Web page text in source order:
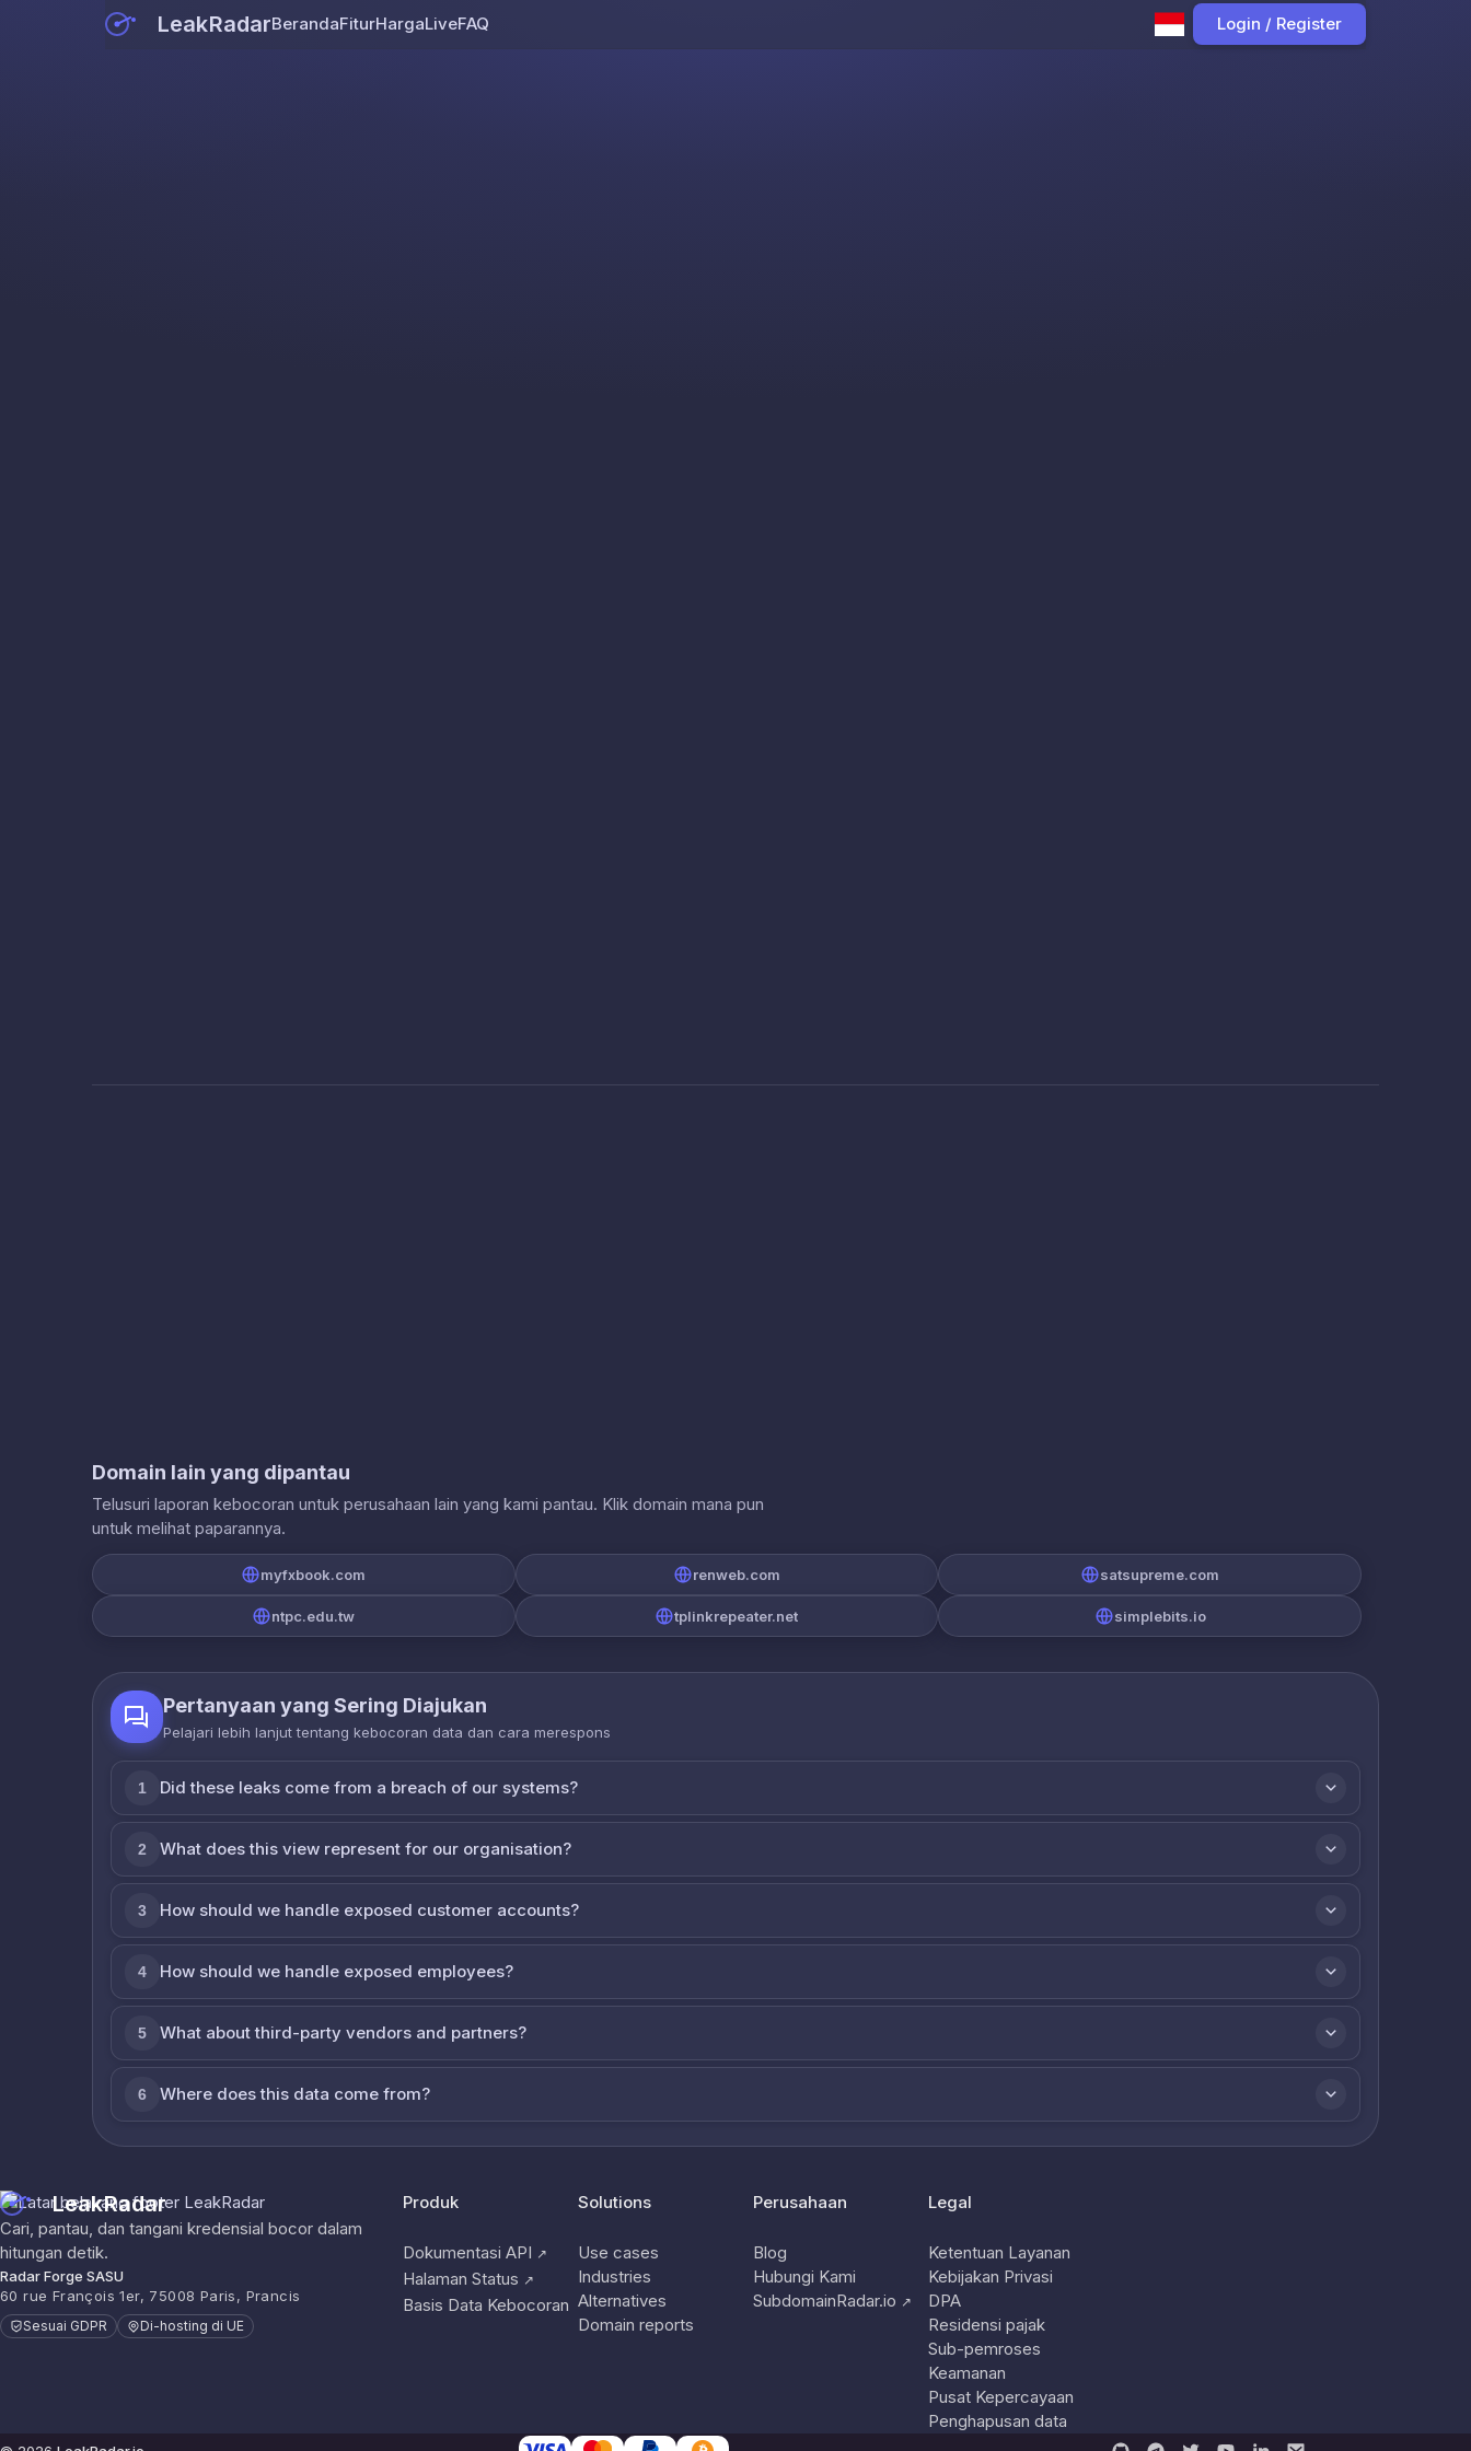
LeakRadarBerandaFiturHargaLiveFAQ Login / Register
Domain lain yang dipantau
Telusuri laporan kebocoran untuk perusahaan lain yang kami pantau. Klik domain mana pun
untuk melihat paparannya.
myfxbook.com renweb.com satsupreme.com
ntpc.edu.tw tplinkrepeater.net simplebits.io
Pertanyaan yang Sering Diajukan
Pelajari lebih lanjut tentang kebocoran data dan cara merespons
1 Did these leaks come from a breach of our systems?
2 What does this view represent for our organisation?
3 How should we handle exposed customer accounts?
4 How should we handle exposed employees?
5 What about third-party vendors and partners?
6 Where does this data come from?
LeakRadar
Cari, pantau, dan tangani kredensial bocor dalam
hitungan detik.
Radar Forge SASU
60 rue François 1er, 75008 Paris, Prancis
Sesuai GDPR Di-hosting di UE
Produk
Dokumentasi API ↗
Halaman Status ↗
Basis Data Kebocoran
Solutions
Use cases
Industries
Alternatives
Domain reports
Perusahaan
Blog
Hubungi Kami
SubdomainRadar.io ↗
Legal
Ketentuan Layanan
Kebijakan Privasi
DPA
Residensi pajak
Sub-pemroses
Keamanan
Pusat Kepercayaan
Penghapusan data